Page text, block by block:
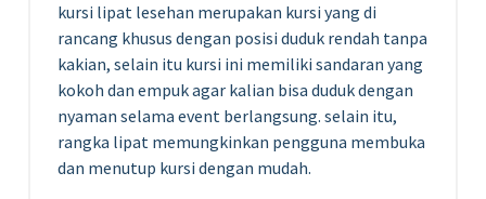
kursi lipat lesehan merupakan kursi yang di
rancang khusus dengan posisi duduk rendah tanpa
kakian, selain itu kursi ini memiliki sandaran yang
kokoh dan empuk agar kalian bisa duduk dengan
nyaman selama event berlangsung. selain itu,
rangka lipat memungkinkan pengguna membuka
dan menutup kursi dengan mudah.